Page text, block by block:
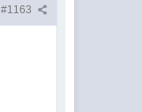
#1163